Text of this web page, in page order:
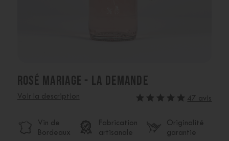
ROSÉ MARIAGE - LA DEMANDE
Voir la description 47 avis
Vin de
Bordeaux
Fabrication
artisanale
Originalité
garantie